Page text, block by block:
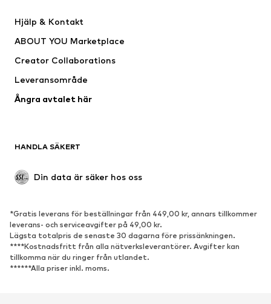
Badkläder
Tillfällen
Upcycling
Nytt
Boots & stövlar
Lågskor
Sportkläder
Sporttyper
Sportskor
Hjälp & Kontakt
ABOUT YOU Marketplace
Creator Collaborations
Leveransområde
Ångra avtalet här
HANDLA SÄKERT
Din data är säker hos oss
*Gratis leverans för beställningar från 449,00 kr, annars tillkommer
leverans- och serviceavgifter på 49,00 kr.
Lägsta totalpris de senaste 30 dagarna före prissänkningen.
****Kostnadsfritt från alla nätverksleverantörer. Avgifter kan
tillkomma när du ringer från utlandet.
******Alla priser inkl. moms.